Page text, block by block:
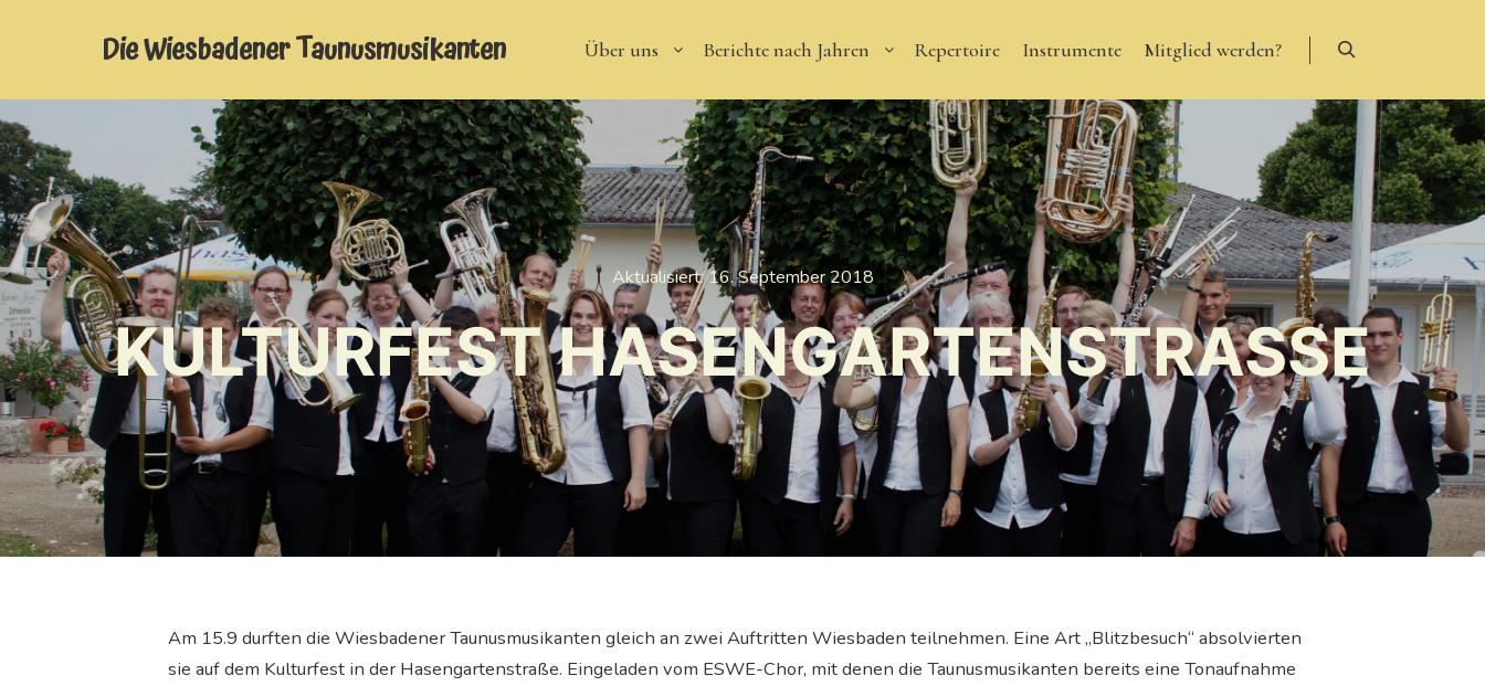
Die Wiesbadener Taunusmusikanten Über uns Berichte nach Jahren Repertoire Instrumente Mitglied werden?
Aktualisiert:16. September 2018
KULTURFEST HASENGARTENSTRASSE
Am 15.9 durften die Wiesbadener Taunusmusikanten gleich an zwei Auftritten Wiesbaden teilnehmen. Eine Art „Blitzbesuch“ absolvierten
sie auf dem Kulturfest in der Hasengartenstraße. Eingeladen vom ESWE-Chor, mit denen die Taunusmusikanten bereits eine Tonaufnahme